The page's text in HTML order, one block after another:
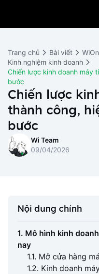
WiOn AI
WiOn Social
WiOn E-commerce
WiOn F&B
WiOn Dental
Chatbot
Marketing
CRM
Thiết kế website
Thiết bị
Bảng giá
Cùng WiOn
Báo chí
Đối tác
Wi Team
Liên hệ
Trang chủ Bài viết
Kinh nghiệm kinh doanh
Chiến lược kinh doanh máy
bước
Chiến lược
thành công,
bước
Wi Team
09/04/2026
Nội dung chính
1. Mô hình kinh
nay
1.1. Mở cửa hàng
1.2. Kinh doanh